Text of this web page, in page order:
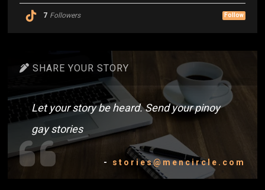
7 Followers Follow
SHARE YOUR STORY
Let your story be heard. Send your pinoy
gay stories
- stories@mencircle.com